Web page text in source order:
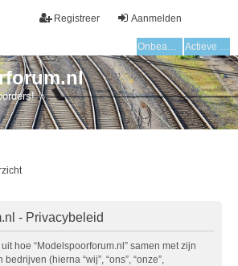
Aanmelden
Registreer
Onbeantwoorde onderwerpen Actieve onderwerpen
- Privacybeleid
hoe “Modelspoorforum.nl” samen met zijn
(hierna “wij”, “ons”, “onze”,